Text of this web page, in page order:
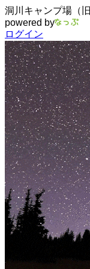
洞川キャンプ場（
powered by
ログイン